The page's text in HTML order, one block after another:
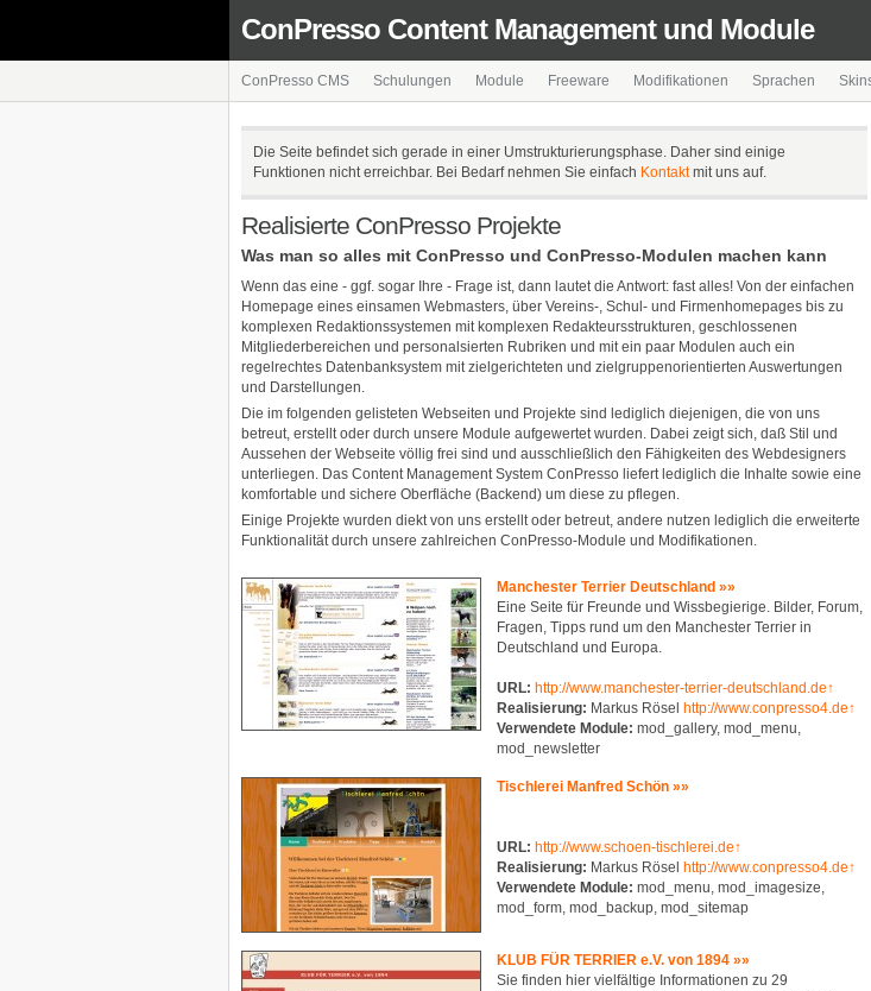
ConPresso Content Management und Module
ConPresso CMS Schulungen Module Freeware Modifikationen Sprachen
Die Seite befindet sich gerade in einer Umstrukturierungsphase. Daher sind einige
Funktionen nicht erreichbar. Bei Bedarf nehmen Sie einfach Kontaktmit uns auf.
Realisierte ConPresso Projekte
Was man so alles mit ConPresso und ConPresso-Modulen machen kann
Wenn das eine - ggf. sogar Ihre - Frage ist, dann lautet die Antwort: fast alles! Von der einfachen
Homepage eines einsamen Webmasters, über Vereins-, Schul- und Firmenhomepages bis zu
komplexen Redaktionssystemen mit komplexen Redakteursstrukturen, geschlossenen
Mitgliederbereichen und personalsierten Rubriken und mit ein paar Modulen auch ein
regelrechtes Datenbanksystem mit zielgerichteten und zielgruppenorientierten Auswertungen
und Darstellungen.
Die im folgenden gelisteten Webseiten und Projekte sind lediglich diejenigen, die von uns
betreut, erstellt oder durch unsere Module aufgewertet wurden. Dabei zeigt sich, daß Stil und
Aussehen der Webseite völlig frei sind und ausschließlich den Fähigkeiten des Webdesigners
unterliegen. Das Content Management System ConPresso liefert lediglich die Inhalte sowie eine
komfortable und sichere Oberfläche (Backend) um diese zu pflegen.
Einige Projekte wurden diekt von uns erstellt oder betreut, andere nutzen lediglich die erweiterte
Funktionalität durch unsere zahlreichen ConPresso-Module und Modifikationen.
Manchester Terrier Deutschland »»
Eine Seite für Freunde und Wissbegierige. Bilder, Forum,
Fragen, Tipps rund um den Manchester Terrier in
Deutschland und Europa.
URL: http://www.manchester-terrier-deutschland.de↑
Realisierung: Markus Rösel http://www.conpresso4.de↑
Verwendete Module: mod_gallery, mod_menu,
mod_newsletter
Tischlerei Manfred Schön »»
URL: http://www.schoen-tischlerei.de↑
Realisierung: Markus Rösel http://www.conpresso4.de↑
Verwendete Module: mod_menu, mod_imagesize,
mod_form, mod_backup, mod_sitemap
KLUB FÜR TERRIER e.V. von 1894 »»
Sie finden hier vielfältige Informationen zu 29